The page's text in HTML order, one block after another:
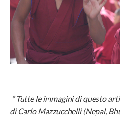
* Tutte le immagini di questo
di Carlo Mazzucchelli (Nepal,